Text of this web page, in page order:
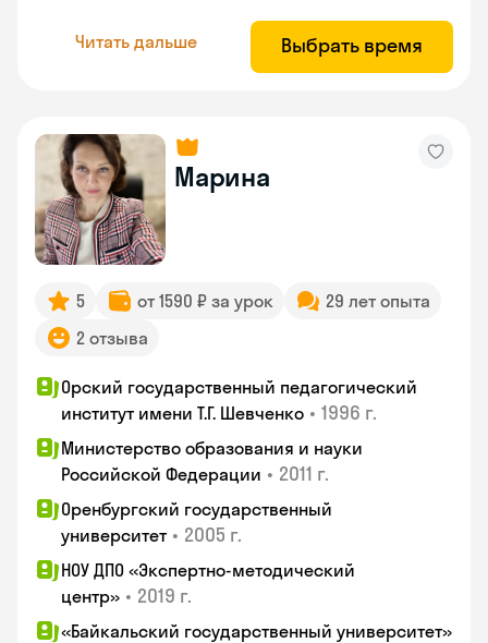
Читать дальше Выбрать время
Марина
5 от 1590 ₽ за урок
29 лет опыта
2 отзыва
Орский государственный педагогический
институт имени Т.Г. Шевченко • 1996 г.
Министерство образования и науки
Российской Федерации • 2011 г.
Оренбургский государственный
университет • 2005 г.
НОУ ДПО «Экспертно-методический
центр» • 2019 г.
«Байкальский государственный университет»